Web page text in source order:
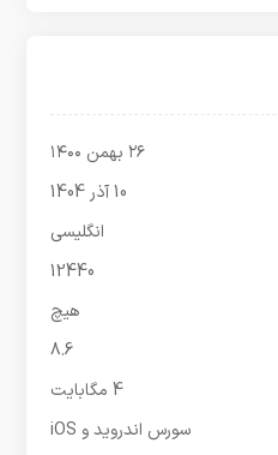
۲۶ بهمن ۱۴۰۰
10 آذر 1404
انگلیسی
12440
هیچ
8.6
4 مگابایت
سورس اندروید و iOS